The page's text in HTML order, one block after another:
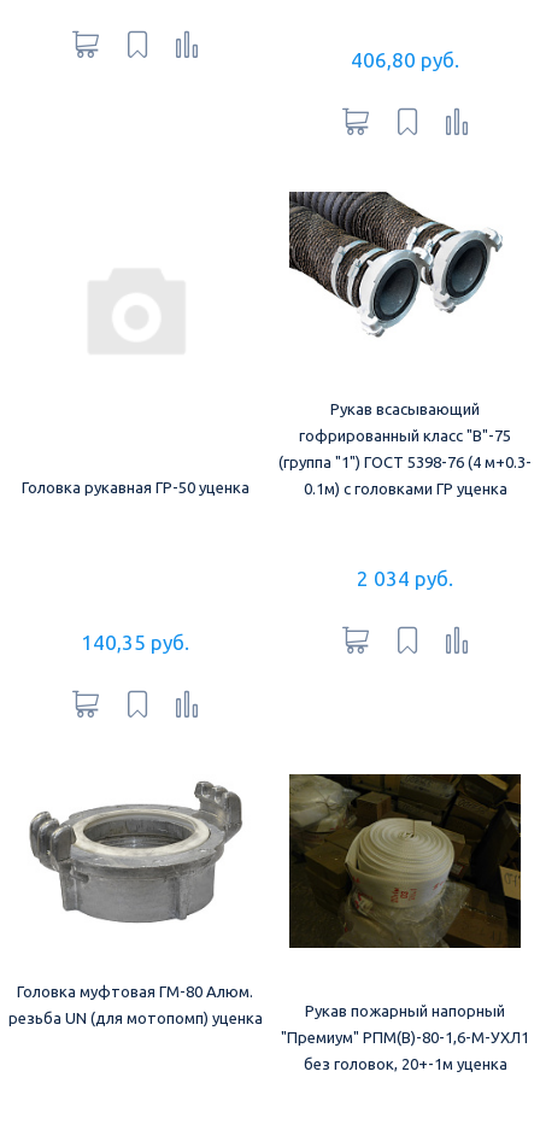
406,80 руб.
Головка рукавная ГР-50 уценка
140,35 руб.
Рукав всасывающий
гофрированный класс "В"-75
(группа "1") ГОСТ 5398-76 (4 м+0.3-
0.1м) с головками ГР уценка
2 034 руб.
Головка муфтовая ГМ-80 Алюм.
резьба UN (для мотопомп) уценка
Рукав пожарный напорный
"Премиум" РПМ(В)-80-1,6-М-УХЛ1
без головок, 20+-1м уценка